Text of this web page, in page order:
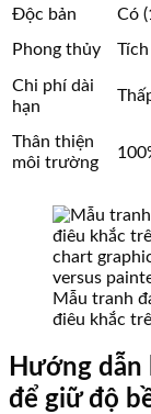
Độc bản
Có
Phong thủy
Chi phí dài
hạn
Thân thiện
môi trường
Mẫu tranh
điêu khắc
Hướng
để giữ độ